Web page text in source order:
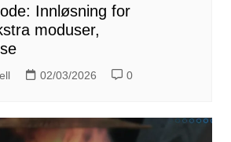
Innløsning for
moduser,
02/03/2026 0